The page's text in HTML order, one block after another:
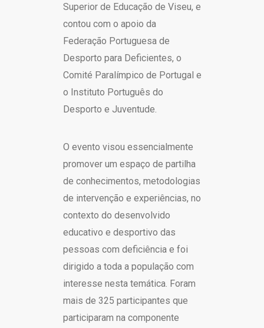
Superior de Educação de Viseu, e
contou com o apoio da
Federação Portuguesa de
Desporto para Deficientes, o
Comité Paralímpico de Portugal e
o Instituto Português do
Desporto e Juventude.
O evento visou essencialmente
promover um espaço de partilha
de conhecimentos, metodologias
de intervenção e experiências, no
contexto do desenvolvido
educativo e desportivo das
pessoas com deficiência e foi
dirigido a toda a população com
interesse nesta temática. Foram
mais de 325 participantes que
participaram na componente